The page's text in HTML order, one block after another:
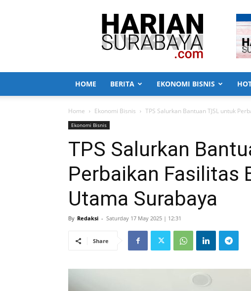
Harian
Surabaya
HOME BERITA EKONOMI BISNIS
Home Ekonomi Bisnis TPS Salurkan Bantuan TJSL untuk
Ekonomi Bisnis
TPS Salurkan
Perbaikan Fasilitas
Utama Surabaya
By Redaksi - Saturday 17 May 2025 | 12:31
Share